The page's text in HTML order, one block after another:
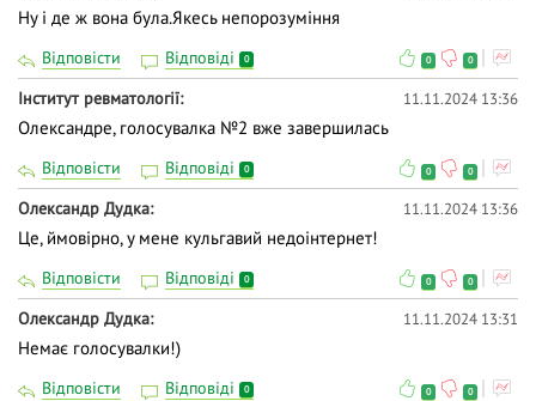
Ну і де ж вона була.Якесь непорозуміння
Відповісти Відповіді 0 0 0
Інститут ревматології 11.11.2024 13:36
Олександре, голосувалка №2 вже завершилась
Відповісти Відповіді 0 0 0
Олександр Дудка 11.11.2024 13:36
Це, ймовірно, у мене кульгавий недоінтернет!
Відповісти Відповіді 0 0 0
Олександр Дудка 11.11.2024 13:31
Немає голосувалки!)
Відповісти Відповіді 0 0 0